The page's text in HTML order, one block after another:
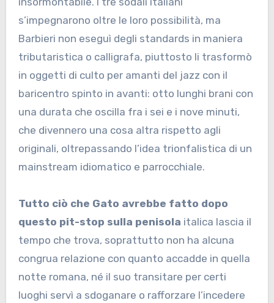
s’impegnarono oltre le loro possibilità, ma
Barbieri non eseguì degli standards in maniera
tributaristica o calligrafa, piuttosto li trasformò
in oggetti di culto per amanti del jazz con il
baricentro spinto in avanti: otto lunghi brani con
una durata che oscilla fra i sei e i nove minuti,
che divennero una cosa altra rispetto agli
originali, oltrepassando l’idea trionfalistica di un
mainstream idiomatico e parrocchiale.
Tutto ciò che Gato avrebbe fatto dopo
questo pit-stop sulla penisola italica lascia il
tempo che trova, soprattutto non ha alcuna
congrua relazione con quanto accadde in quella
notte romana, né il suo transitare per certi
luoghi servì a sdoganare o rafforzare l’incedere